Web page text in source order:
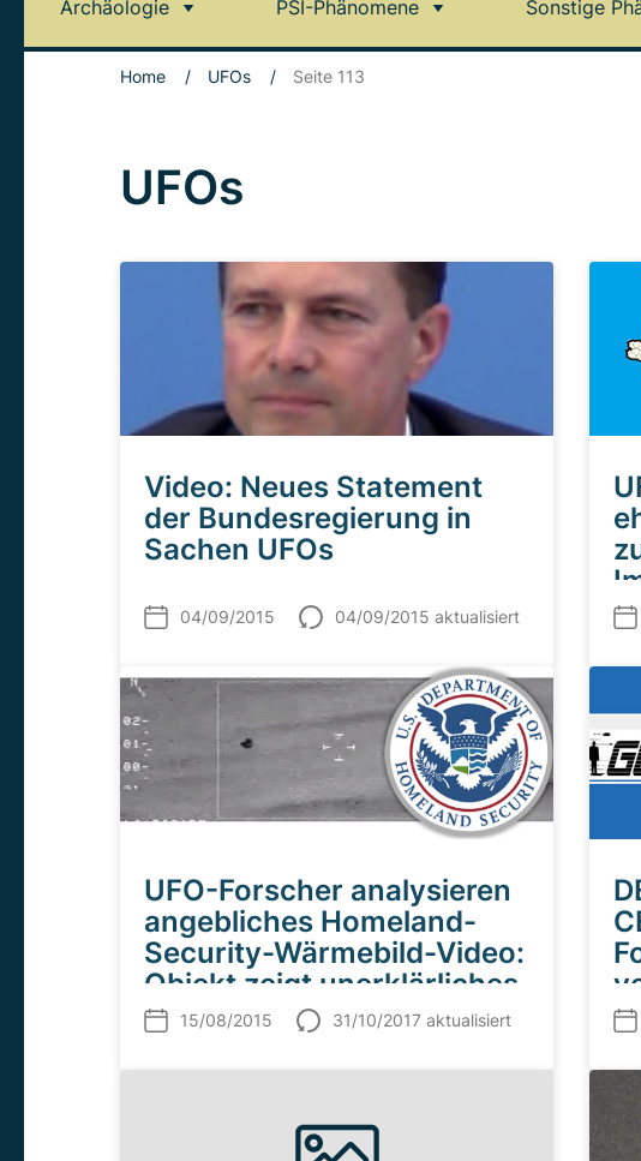
Archäologie PSI-Phänomene Sonstige
Home / UFOs / Seite 113
UFOs
Video: Neues Statement
der Bundesregierung in
Sachen UFOs
04/09/2015 04/09/2015 aktualisiert
UFO-Forscher analysieren
angebliches Homeland-
Security-Wärmebild-Video:
Objekt zeigt unerklärliches
Flugverhalten
15/08/2015 31/10/2017 aktualisiert